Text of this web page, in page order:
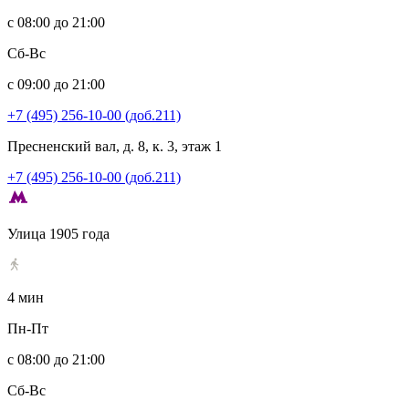
с 08:00 до 21:00
Сб-Вс
с 09:00 до 21:00
+7 (495) 256-10-00 (доб.211)
Пресненский вал, д. 8, к. 3, этаж 1
+7 (495) 256-10-00 (доб.211)
Улица 1905 года
4 мин
Пн-Пт
с 08:00 до 21:00
Сб-Вс